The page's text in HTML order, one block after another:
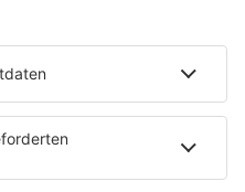
da?
der Mann mit dem
sieht die Karriere